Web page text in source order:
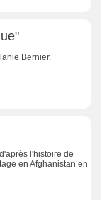
Bernier.
l'histoire de
en Afghanistan en